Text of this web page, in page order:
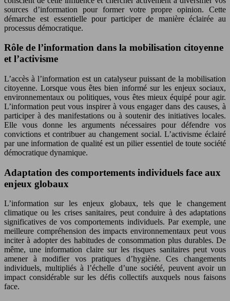
sources d’information pour former votre propre opinion. Cette
démarche est essentielle pour participer de manière éclairée au
processus démocratique.
Rôle de l’information dans la mobilisation citoyenne
et l’activisme
L’accès à l’information est un catalyseur puissant de la mobilisation
citoyenne. Lorsque vous êtes bien informé sur les enjeux sociaux,
environnementaux ou politiques, vous êtes mieux équipé pour agir.
L’information peut vous inspirer à vous engager dans des causes, à
participer à des manifestations ou à soutenir des initiatives locales.
Elle vous donne les arguments nécessaires pour défendre vos
convictions et contribuer au changement social. L’activisme éclairé
par une information de qualité est un pilier essentiel de toute société
démocratique dynamique.
Adaptation des comportements individuels face aux
enjeux globaux
L’information sur les enjeux globaux, tels que le changement
climatique ou les crises sanitaires, peut conduire à des adaptations
significatives de vos comportements individuels. Par exemple, une
meilleure compréhension des impacts environnementaux peut vous
inciter à adopter des habitudes de consommation plus durables. De
même, une information claire sur les risques sanitaires peut vous
amener à modifier vos pratiques d’hygiène. Ces changements
individuels, multipliés à l’échelle d’une société, peuvent avoir un
impact considérable sur les défis collectifs auxquels nous faisons
face.